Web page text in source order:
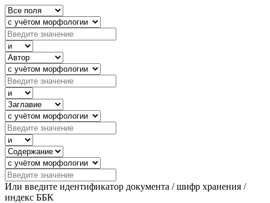
Или введите идентификатор документа / шифр хранения /
индекс ББК